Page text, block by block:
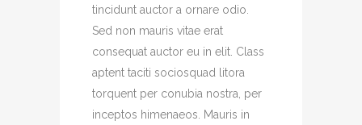
tincidunt auctor a ornare odio.
Sed non mauris vitae erat
consequat auctor eu in elit. Class
aptent taciti sociosquad litora
torquent per conubia nostra, per
inceptos himenaeos. Mauris in